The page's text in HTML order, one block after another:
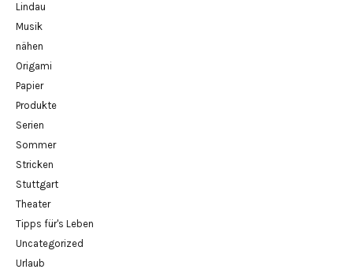
Lindau
Musik
nähen
Origami
Papier
Produkte
Serien
Sommer
Stricken
Stuttgart
Theater
Tipps für's Leben
Uncategorized
Urlaub